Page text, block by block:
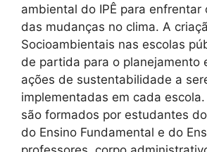
ambiental do IPÊ para enfrentar
das mudanças no clima. A
Socioambientais nas escolas
de partida para o planejamento
ações de sustentabilidade a
implementadas em cada
são formados por estudantes
do Ensino Fundamental e do